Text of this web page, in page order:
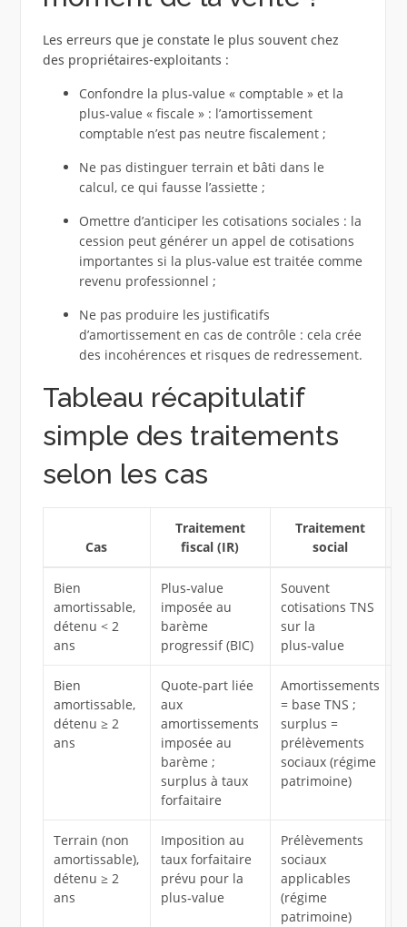
Les erreurs que je constate le plus souvent chez
des propriétaires‑exploitants :
Confondre la plus‑value « comptable » et la
plus‑value « fiscale » : l’amortissement
comptable n’est pas neutre fiscalement ;
Ne pas distinguer terrain et bâti dans le
calcul, ce qui fausse l’assiette ;
Omettre d’anticiper les cotisations sociales : la
cession peut générer un appel de cotisations
importantes si la plus‑value est traitée comme
revenu professionnel ;
Ne pas produire les justificatifs
d’amortissement en cas de contrôle : cela crée
des incohérences et risques de redressement.
Tableau récapitulatif
simple des traitements
selon les cas
Cas
Traitement
fiscal (IR)
Traitement
social
Bien
amortissable,
détenu < 2
ans
Plus‑value
imposée au
barème
progressif (BIC)
Souvent
cotisations TNS
sur la
plus‑value
Bien
amortissable,
détenu ≥ 2
ans
Quote‑part liée
aux
amortissements
imposée au
barème ;
surplus à taux
forfaitaire
Amortissements
= base TNS ;
surplus =
prélèvements
sociaux (régime
patrimoine)
Terrain (non
amortissable),
détenu ≥ 2
ans
Imposition au
taux forfaitaire
prévu pour la
plus‑value
Prélèvements
sociaux
applicables
(régime
patrimoine)